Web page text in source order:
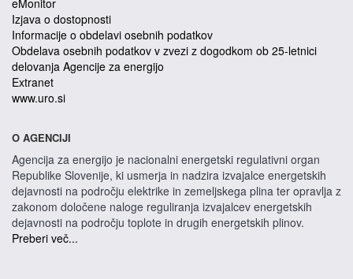
eMonitor
Izjava o dostopnosti
Informacije o obdelavi osebnih podatkov
Obdelava osebnih podatkov v zvezi z dogodkom ob 25-letnici
delovanja Agencije za energijo
Extranet
www.uro.si
O AGENCIJI
Agencija za energijo je nacionalni energetski regulativni organ
Republike Slovenije, ki usmerja in nadzira izvajalce energetskih
dejavnosti na področju elektrike in zemeljskega plina ter opravlja z
zakonom določene naloge reguliranja izvajalcev energetskih
dejavnosti na področju toplote in drugih energetskih plinov.
Preberi več...